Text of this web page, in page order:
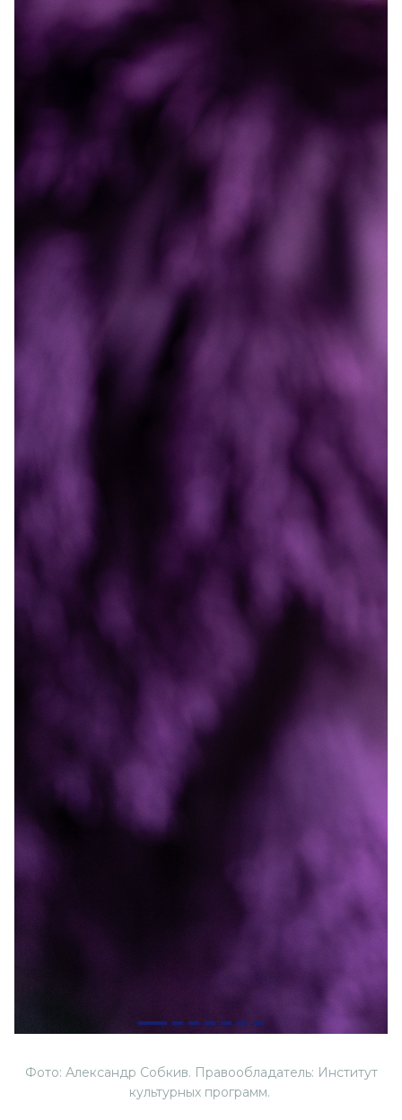
Фото: Александр Собкив. Правообладатель: Институт
культурных программ.